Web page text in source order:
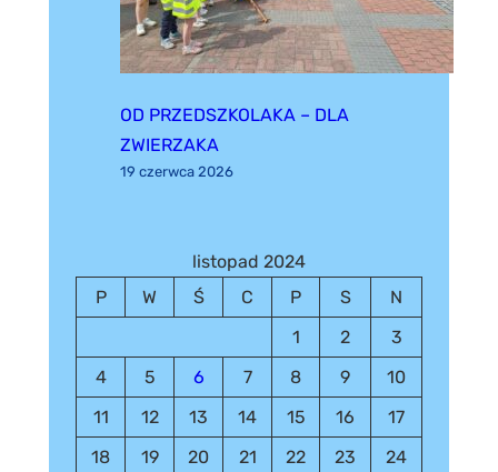
OD PRZEDSZKOLAKA – DLA
ZWIERZAKA
19 czerwca 2026
listopad 2024
P
W Ś C P S
N
1
2
3
4
5 6 7 8 9
10
11
12 13 14 15 16
17
18
19 20 21 22 23
24